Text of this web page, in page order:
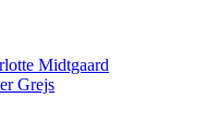
Midtgaard
Grejs